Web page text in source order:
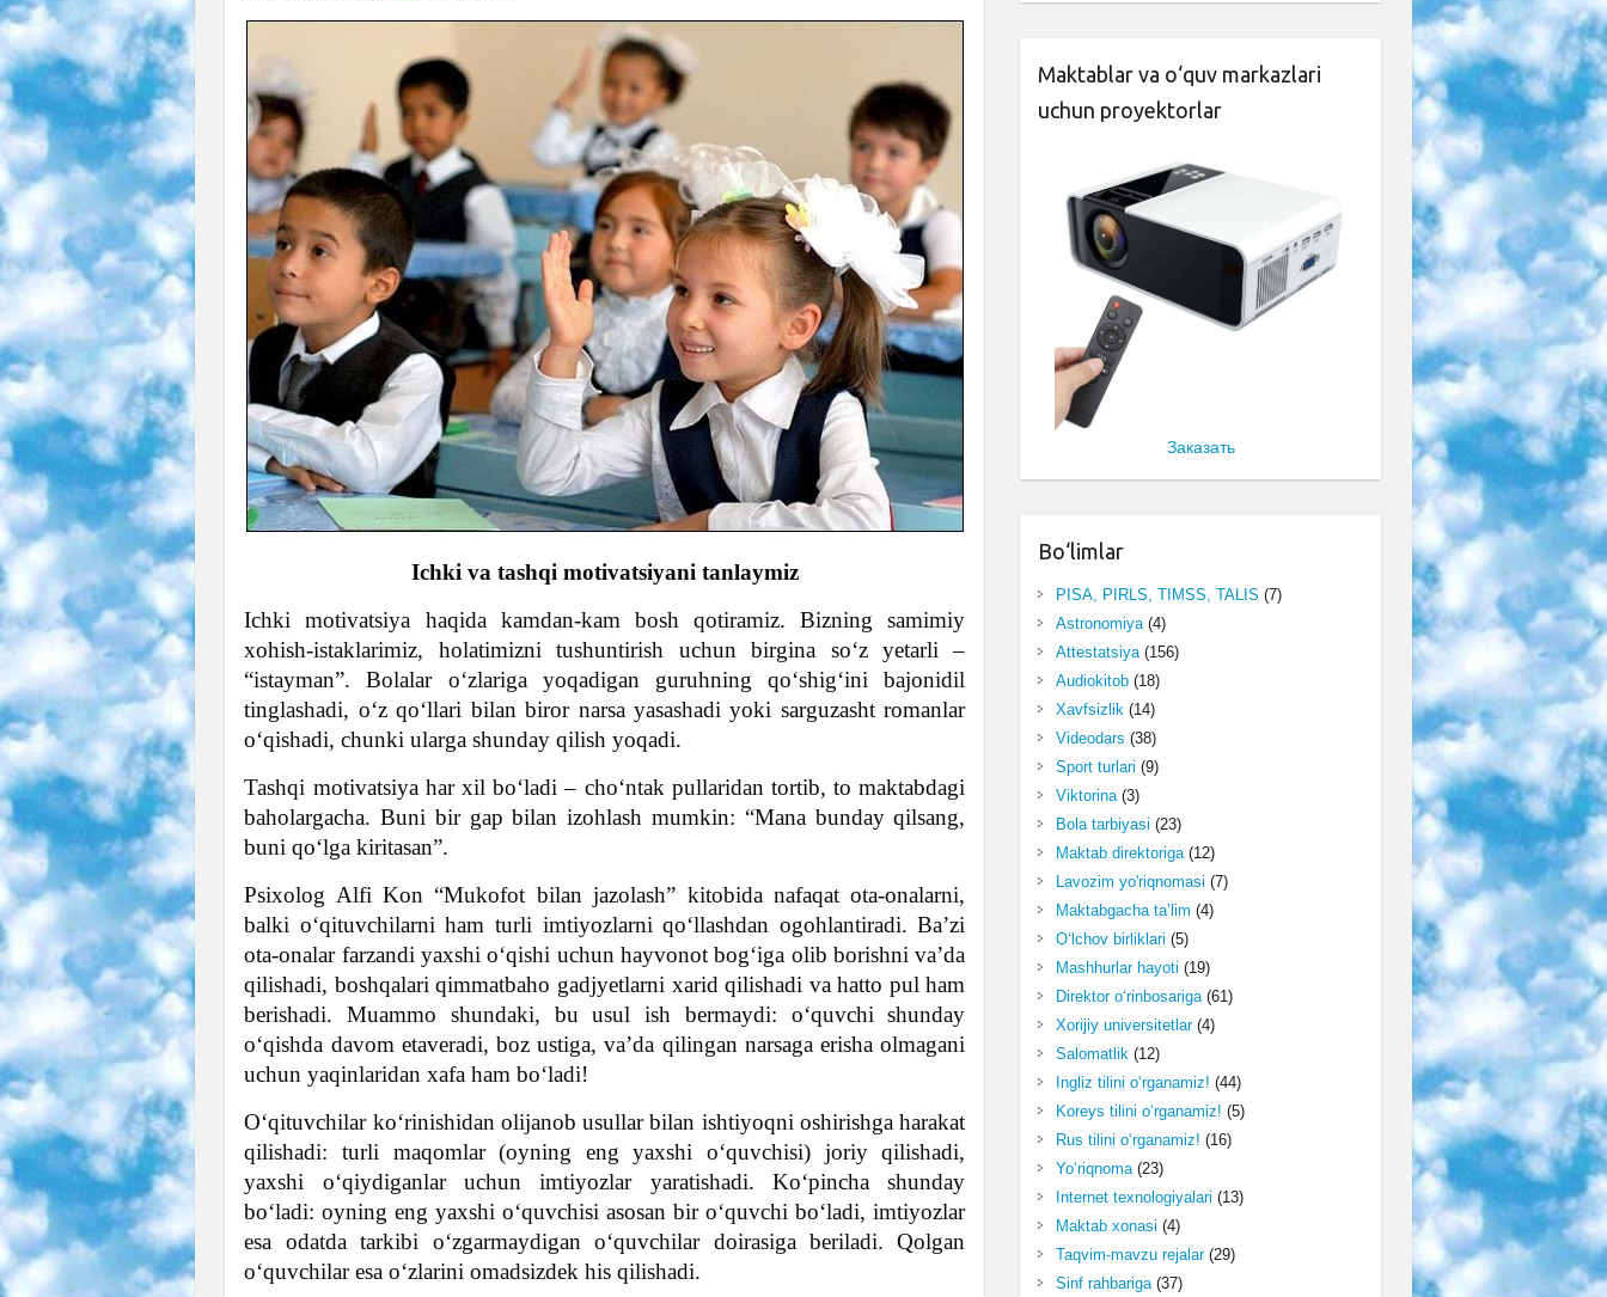
Ichki va tashqi motivatsiyani tanlaymiz
Ichki motivatsiya haqida kamdan-kam bosh qotiramiz. Bizning samimiy
xohish-istaklarimiz, holatimizni tushuntirish uchun birgina so‘z yetarli –
“istayman”. Bolalar o‘zlariga yoqadigan guruhning qo‘shig‘ini bajonidil
tinglashadi, o‘z qo‘llari bilan biror narsa yasashadi yoki sarguzasht romanlar
o‘qishadi, chunki ularga shunday qilish yoqadi.
Tashqi motivatsiya har xil bo‘ladi – cho‘ntak pullaridan tortib, to maktabdagi
baholargacha. Buni bir gap bilan izohlash mumkin: “Mana bunday qilsang,
buni qo‘lga kiritasan”.
Psixolog Alfi Kon “Mukofot bilan jazolash” kitobida nafaqat ota-onalarni,
balki o‘qituvchilarni ham turli imtiyozlarni qo‘llashdan ogohlantiradi. Ba’zi
ota-onalar farzandi yaxshi o‘qishi uchun hayvonot bog‘iga olib borishni va’da
qilishadi, boshqalari qimmatbaho gadjyetlarni xarid qilishadi va hatto pul ham
berishadi. Muammo shundaki, bu usul ish bermaydi: o‘quvchi shunday
o‘qishda davom etaveradi, boz ustiga, va’da qilingan narsaga erisha olmagani
uchun yaqinlaridan xafa ham bo‘ladi!
O‘qituvchilar ko‘rinishidan olijanob usullar bilan ishtiyoqni oshirishga harakat
qilishadi: turli maqomlar (oyning eng yaxshi o‘quvchisi) joriy qilishadi,
yaxshi o‘qiydiganlar uchun imtiyozlar yaratishadi. Ko‘pincha shunday
bo‘ladi: oyning eng yaxshi o‘quvchisi asosan bir o‘quvchi bo‘ladi, imtiyozlar
esa odatda tarkibi o‘zgarmaydigan o‘quvchilar doirasiga beriladi. Qolgan
o‘quvchilar esa o‘zlarini omadsizdek his qilishadi.
Maktablar va o‘quv markazlari
uchun proyektorlar
Заказать
Bo‘limlar
PISA, PIRLS, TIMSS, TALIS (7)
Astronomiya(4)
Attestatsiya(156)
Audiokitob(18)
Xavfsizlik(14)
Videodars (38)
Sport turlari (9)
Viktorina(3)
Bola tarbiyasi (23)
Maktab direktoriga(12)
Lavozim yo'riqnomasi (7)
Maktabgacha ta’lim (4)
O‘lchov birliklari (5)
Mashhurlar hayoti (19)
Direktor o‘rinbosariga(61)
Xorijiy universitetlar(4)
Salomatlik(12)
Ingliz tilini o‘rganamiz! (44)
Koreys tilini o‘rganamiz! (5)
Rus tilini o‘rganamiz! (16)
Yo‘riqnoma(23)
Internet texnologiyalari (13)
Maktab xonasi (4)
Taqvim-mavzu rejalar(29)
Sinf rahbariga(37)